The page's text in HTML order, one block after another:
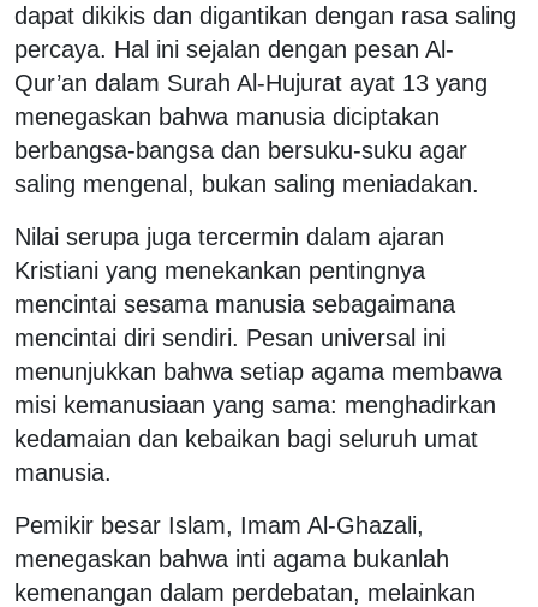
dapat dikikis dan digantikan dengan rasa saling
percaya. Hal ini sejalan dengan pesan Al-
Qur’an dalam Surah Al-Hujurat ayat 13 yang
menegaskan bahwa manusia diciptakan
berbangsa-bangsa dan bersuku-suku agar
saling mengenal, bukan saling meniadakan.
Nilai serupa juga tercermin dalam ajaran
Kristiani yang menekankan pentingnya
mencintai sesama manusia sebagaimana
mencintai diri sendiri. Pesan universal ini
menunjukkan bahwa setiap agama membawa
misi kemanusiaan yang sama: menghadirkan
kedamaian dan kebaikan bagi seluruh umat
manusia.
Pemikir besar Islam, Imam Al-Ghazali,
menegaskan bahwa inti agama bukanlah
kemenangan dalam perdebatan, melainkan